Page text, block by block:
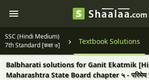
SSC (Hindi Medium)
7th Standard [कक्षा ७]
Textbook Solutions
Balbharati solutions for Ganit Ekatmik
Maharashtra State Board chapter ५ - परिमेय